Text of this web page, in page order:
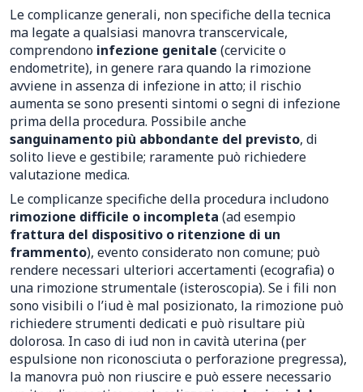
Le complicanze generali, non specifiche della tecnica
ma legate a qualsiasi manovra transcervicale,
comprendono infezione genitale (cervicite o
endometrite), in genere rara quando la rimozione
avviene in assenza di infezione in atto; il rischio
aumenta se sono presenti sintomi o segni di infezione
prima della procedura. Possibile anche
sanguinamento più abbondante del previsto, di
solito lieve e gestibile; raramente può richiedere
valutazione medica.
Le complicanze specifiche della procedura includono
rimozione difficile o incompleta (ad esempio
frattura del dispositivo o ritenzione di un
frammento), evento considerato non comune; può
rendere necessari ulteriori accertamenti (ecografia) o
una rimozione strumentale (isteroscopia). Se i fili non
sono visibili o l’iud è mal posizionato, la rimozione può
richiedere strumenti dedicati e può risultare più
dolorosa. In caso di iud non in cavità uterina (per
espulsione non riconosciuta o perforazione pregressa),
la manovra può non riuscire e può essere necessario